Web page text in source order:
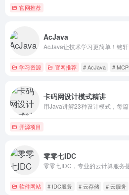
官网推荐
AcJava
学习资源 官网推荐 # AcJava # MCP
卡码网设计模式精讲
开源项目
零零七IDC
软件网站 # IDC服务 # 云存储 # 云服务